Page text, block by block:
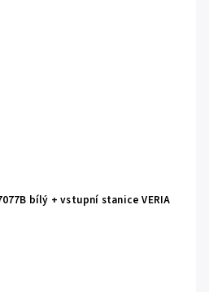
bílý + vstupní stanice VERIA